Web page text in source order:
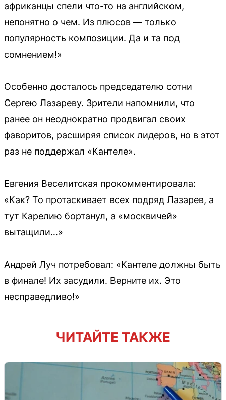
африканцы спели что-то на английском,
непонятно о чем. Из плюсов — только
популярность композиции. Да и та под
сомнением!»
Особенно досталось председателю сотни
Сергею Лазареву. Зрители напомнили, что
ранее он неоднократно продвигал своих
фаворитов, расширяя список лидеров, но в этот
раз не поддержал «Кантеле».
Евгения Веселитская прокомментировала:
«Как? То протаскивает всех подряд Лазарев, а
тут Карелию бортанул, а «москвичей»
вытащили…»
Андрей Луч потребовал: «Кантеле должны быть
в финале! Их засудили. Верните их. Это
несправедливо!»
ЧИТАЙТЕ ТАКЖЕ